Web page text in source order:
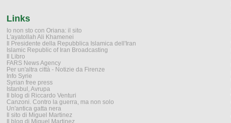
Links
Io non sto con Oriana: il sito
L'ayatollah Ali Khamenei
Il Presidente della Repubblica Islamica dell'Iran
Islamic Republic of Iran Broadcasting
Il Libro
FARS News Agency
Per un'altra città - Notizie da Firenze
Info Syrie
Syrian free press
Istanbul, Avrupa
Il blog di Riccardo Venturi
Canzoni. Contro la guerra, ma non solo
Un'antica gatta nera
Il sito di Miguel Martinez
Il blog di Miguel Martinez